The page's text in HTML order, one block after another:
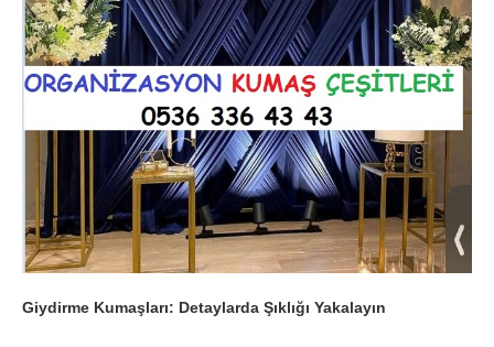
Giydirme Kumaşları: Detaylarda Şıklığı Yakalayın